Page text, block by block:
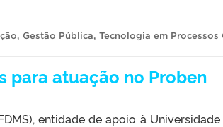
, Gestão Pública, Tecnologia em Processos
para atuação no Proben
entidade de apoio à